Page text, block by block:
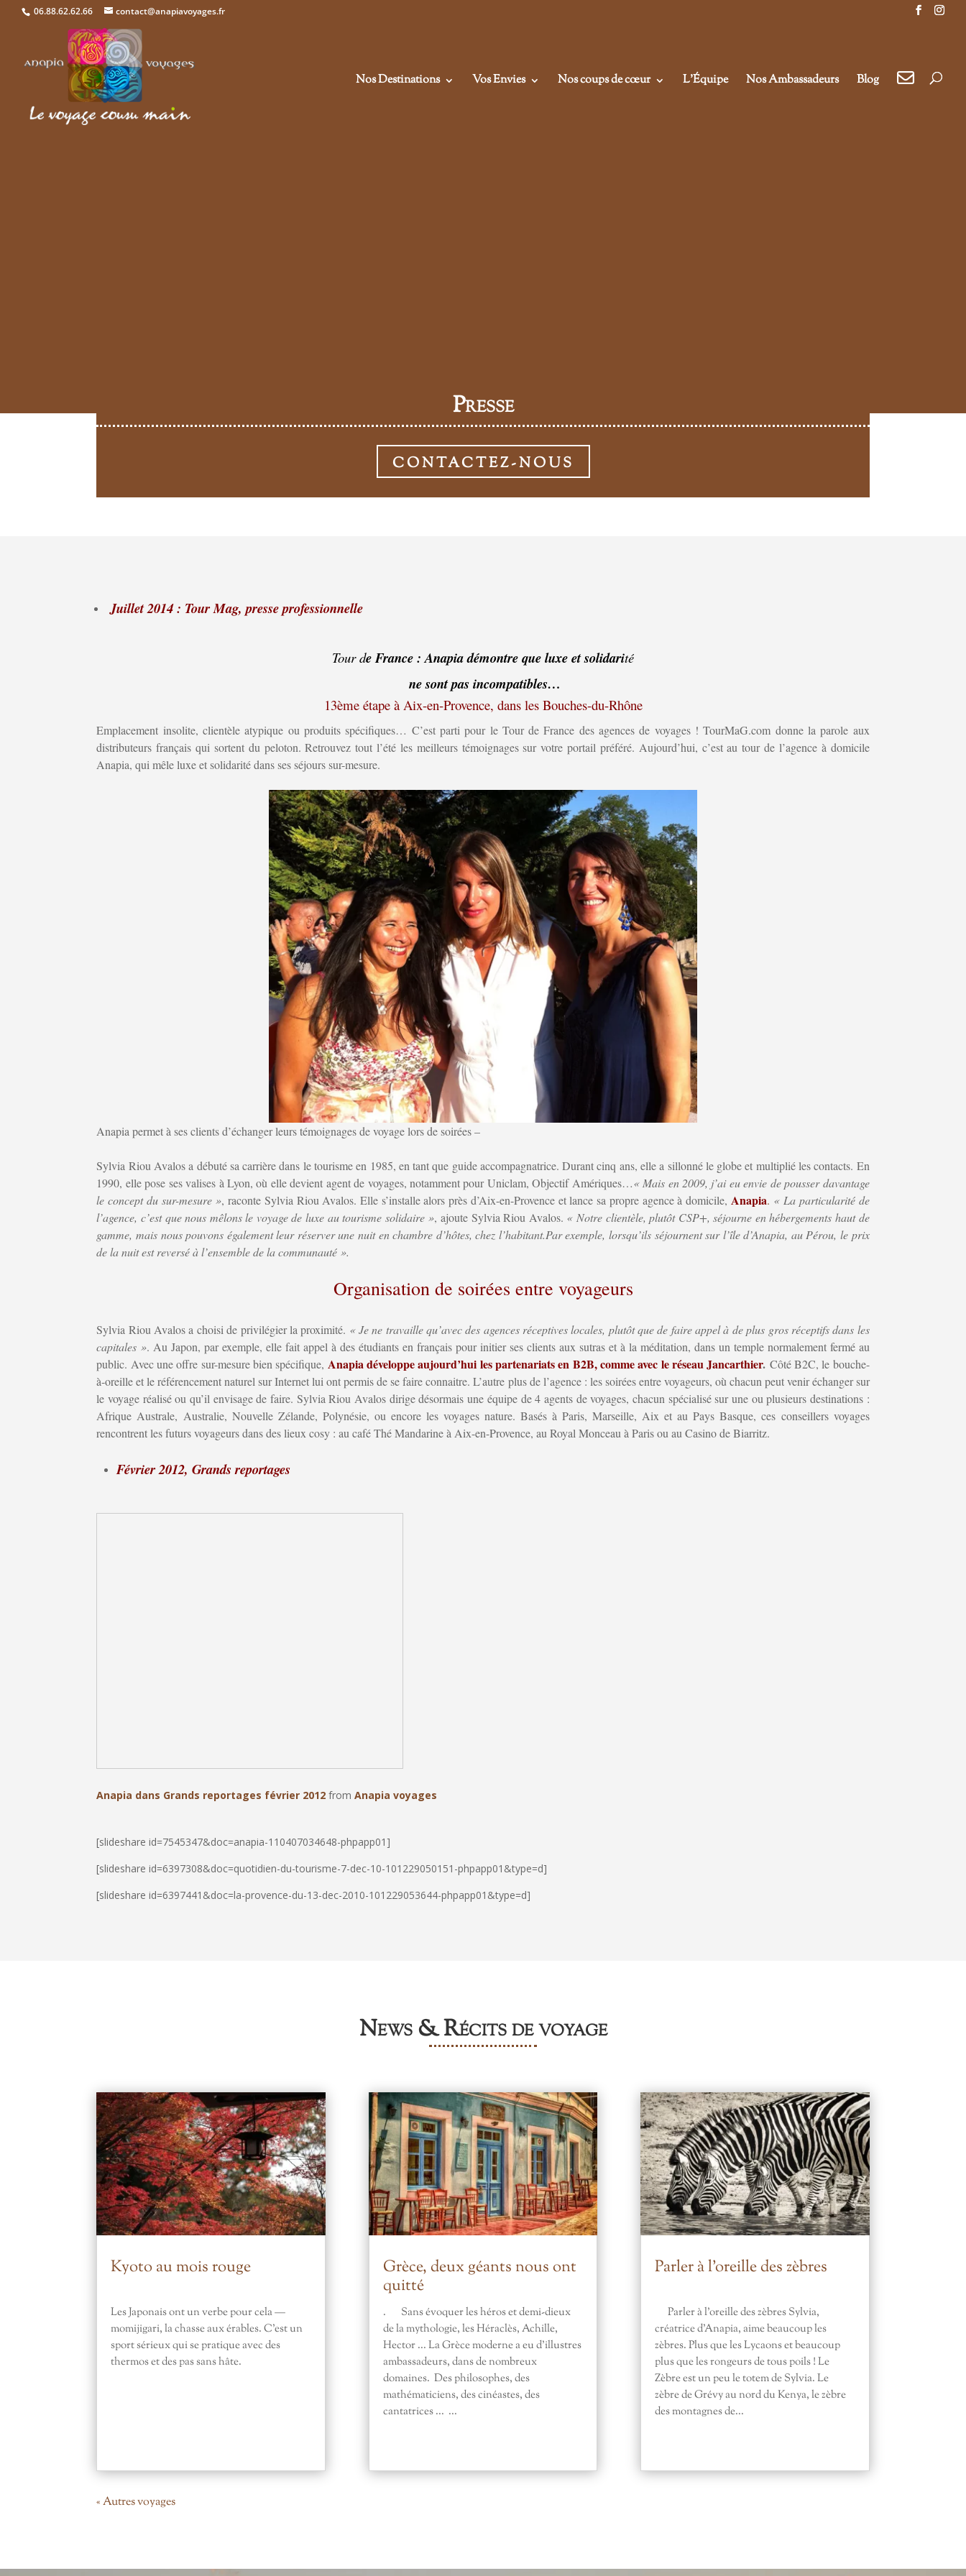
06.88.62.62.66 contact@anapiavoyages.fr
Nos Destinations Vos Envies Nos coups de cœur L’Équipe Nos Ambassadeurs Blog
Presse
CONTACTEZ-NOUS
Juillet 2014 : Tour Mag, presse professionnelle
Tour de France : Anapia démontre que luxe et solidarité
ne sont pas incompatibles…
13ème étape à Aix-en-Provence, dans les Bouches-du-Rhône
Emplacement insolite, clientèle atypique ou produits spécifiques… C’est parti pour le Tour de France des agences de voyages ! TourMaG.com donne la parole aux
distributeurs français qui sortent du peloton. Retrouvez tout l’été les meilleurs témoignages sur votre portail préféré. Aujourd’hui, c’est au tour de l’agence à domicile
Anapia, qui mêle luxe et solidarité dans ses séjours sur-mesure.
Anapia permet à ses clients d’échanger leurs témoignages de voyage lors de soirées –
Sylvia Riou Avalos a débuté sa carrière dans le tourisme en 1985, en tant que guide accompagnatrice. Durant cinq ans, elle a sillonné le globe et multiplié les contacts. En
1990, elle pose ses valises à Lyon, où elle devient agent de voyages, notamment pour Uniclam, Objectif Amériques…« Mais en 2009, j’ai eu envie de pousser davantage
le concept du sur-mesure », raconte Sylvia Riou Avalos. Elle s’installe alors près d’Aix-en-Provence et lance sa propre agence à domicile, Anapia. « La particularité de
l’agence, c’est que nous mêlons le voyage de luxe au tourisme solidaire », ajoute Sylvia Riou Avalos. « Notre clientèle, plutôt CSP+, séjourne en hébergements haut de
gamme, mais nous pouvons également leur réserver une nuit en chambre d’hôtes, chez l’habitant.Par exemple, lorsqu’ils séjournent sur l’île d’Anapia, au Pérou, le prix
de la nuit est reversé à l’ensemble de la communauté ».
Organisation de soirées entre voyageurs
Sylvia Riou Avalos a choisi de privilégier la proximité. « Je ne travaille qu’avec des agences réceptives locales, plutôt que de faire appel à de plus gros réceptifs dans les
capitales ». Au Japon, par exemple, elle fait appel à des étudiants en français pour initier ses clients aux sutras et à la méditation, dans un temple normalement fermé au
public. Avec une offre sur-mesure bien spécifique, Anapia développe aujourd’hui les partenariats en B2B, comme avec le réseau Jancarthier. Côté B2C, le bouche-
à-oreille et le référencement naturel sur Internet lui ont permis de se faire connaitre. L’autre plus de l’agence : les soirées entre voyageurs, où chacun peut venir échanger sur
le voyage réalisé ou qu’il envisage de faire. Sylvia Riou Avalos dirige désormais une équipe de 4 agents de voyages, chacun spécialisé sur une ou plusieurs destinations :
Afrique Australe, Australie, Nouvelle Zélande, Polynésie, ou encore les voyages nature. Basés à Paris, Marseille, Aix et au Pays Basque, ces conseillers voyages
rencontrent les futurs voyageurs dans des lieux cosy : au café Thé Mandarine à Aix-en-Provence, au Royal Monceau à Paris ou au Casino de Biarritz.
Février 2012, Grands reportages
Anapia dans Grands reportages février 2012 fromAnapia voyages
[slideshare id=7545347&doc=anapia-110407034648-phpapp01]
[slideshare id=6397308&doc=quotidien-du-tourisme-7-dec-10-101229050151-phpapp01&type=d]
[slideshare id=6397441&doc=la-provence-du-13-dec-2010-101229053644-phpapp01&type=d]
News & Récits de voyage
Kyoto au mois rouge
Les Japonais ont un verbe pour cela —
momijigari, la chasse aux érables. C’est un
sport sérieux qui se pratique avec des
thermos et des pas sans hâte.
Grèce, deux géants nous ont
quitté
. Sans évoquer les héros et demi-dieux
de la mythologie, les Héraclès, Achille,
Hector ... La Grèce moderne a eu d'illustres
ambassadeurs, dans de nombreux
domaines. Des philosophes, des
mathématiciens, des cinéastes, des
cantatrices ... ...
Parler à l’oreille des zèbres
Parler à l'oreille des zèbres Sylvia,
créatrice d'Anapia, aime beaucoup les
zèbres. Plus que les Lycaons et beaucoup
plus que les rongeurs de tous poils ! Le
Zèbre est un peu le totem de Sylvia. Le
zèbre de Grévy au nord du Kenya, le zèbre
des montagnes de...
« Autres voyages